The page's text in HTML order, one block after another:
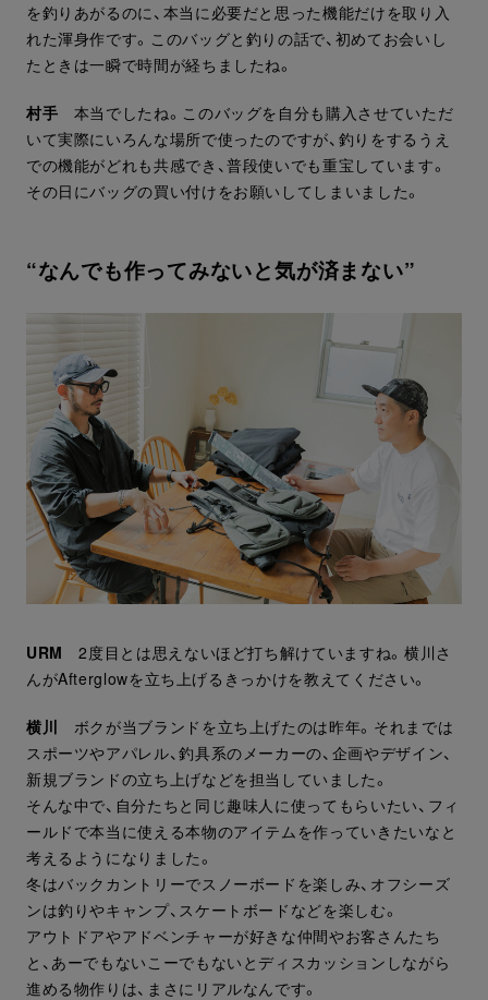
を釣りあがるのに、本当に必要だと思った機能だけを取り入
れた渾身作です。このバッグと釣りの話で、初めてお会いし
たときは一瞬で時間が経ちましたね。
村手 本当でしたね。このバッグを自分も購入させていただ
いて実際にいろんな場所で使ったのですが、釣りをするうえ
での機能がどれも共感でき、普段使いでも重宝しています。
その日にバッグの買い付けをお願いしてしまいました。
“なんでも作ってみないと気が済まない”
URM 2度目とは思えないほど打ち解けていますね。横川さ
んがAfterglowを立ち上げるきっかけを教えてください。
横川 ボクが当ブランドを立ち上げたのは昨年。それまでは
スポーツやアパレル、釣具系のメーカーの、企画やデザイン、
新規ブランドの立ち上げなどを担当していました。
そんな中で、自分たちと同じ趣味人に使ってもらいたい、フィ
ールドで本当に使える本物のアイテムを作っていきたいなと
考えるようになりました。
冬はバックカントリーでスノーボードを楽しみ、オフシーズ
ンは釣りやキャンプ、スケートボードなどを楽しむ。
アウトドアやアドベンチャーが好きな仲間やお客さんたち
と、あーでもないこーでもないとディスカッションしながら
進める物作りは、まさにリアルなんです。